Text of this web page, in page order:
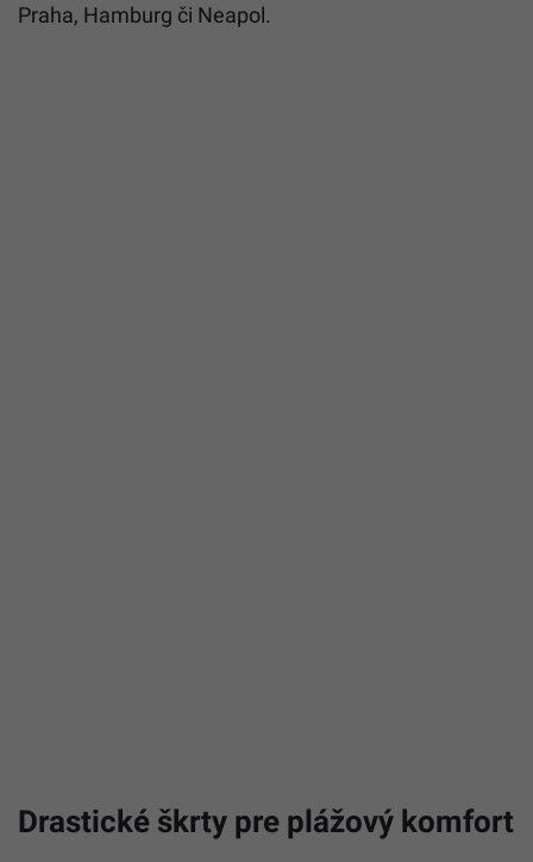
Praha, Hamburg či Neapol.
Drastické škrty pre plážový komfort